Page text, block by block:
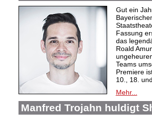
Gut ein
Fassung
das
Roald
Teams
Premiere
10., 18.
Mehr...
Manfred Trojahn huldigt